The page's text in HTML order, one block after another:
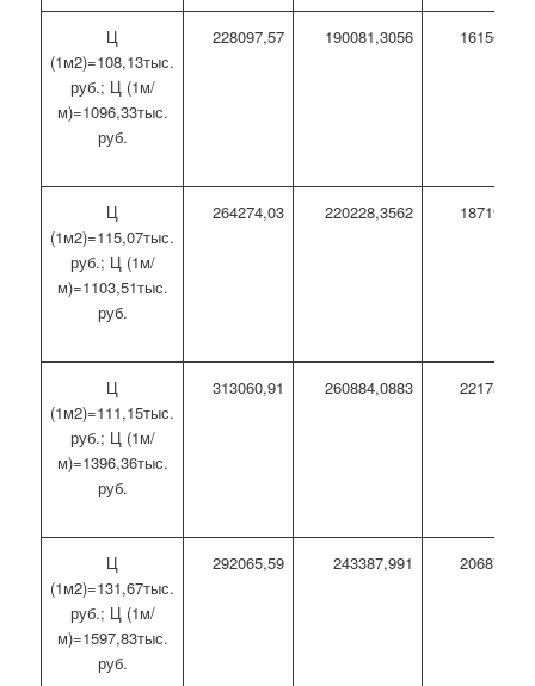
Ц
(1м2)=108,13тыс.
руб.; Ц (1м/
м)=1096,33тыс.
руб.
228097,57 190081,3056 161569,11
Ц
(1м2)=115,07тыс.
руб.; Ц (1м/
м)=1103,51тыс.
руб.
264274,03 220228,3562 187194,10
Ц
(1м2)=111,15тыс.
руб.; Ц (1м/
м)=1396,36тыс.
руб.
313060,91 260884,0883 221751,48
Ц
(1м2)=131,67тыс.
руб.; Ц (1м/
м)=1597,83тыс.
руб.
292065,59 243387,991 206879,79